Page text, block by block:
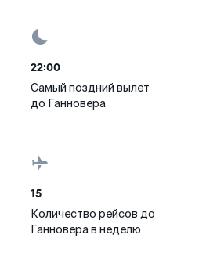
22:00
Самый поздний вылет
до Ганновера
15
Количество рейсов до
Ганновера в неделю